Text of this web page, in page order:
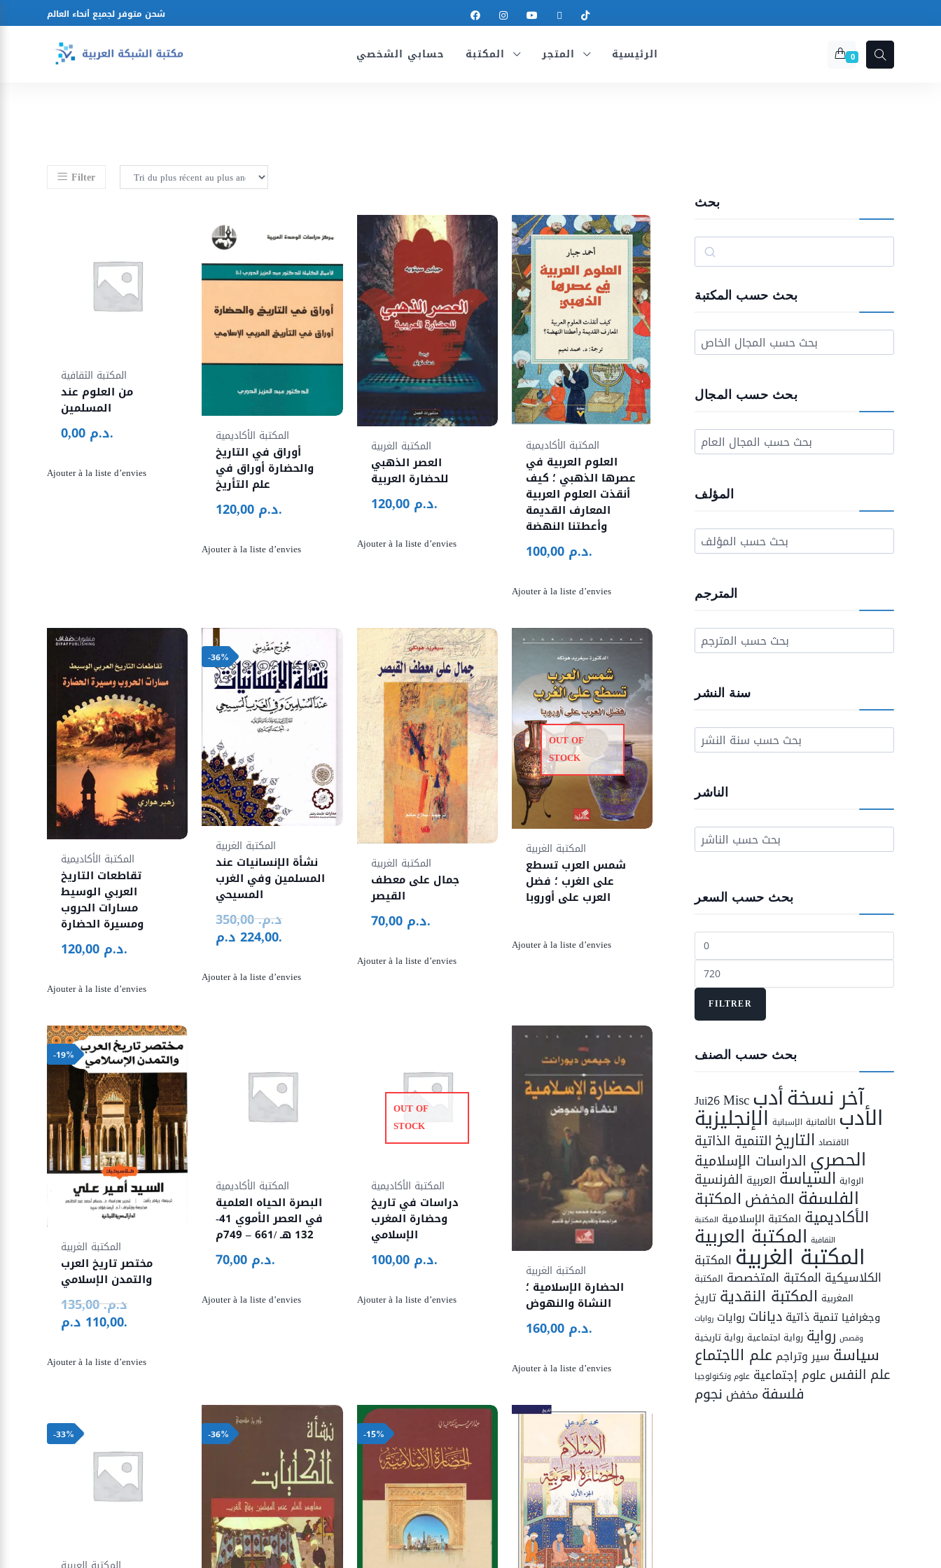
شحن متوفر لجميع أنحاء العالم
حسابي الشخصي الرئيسية 0
Filter
المكتبة الثقافية
من العلوم عند
المسلمين
0,00 د.م.
Ajouter à la liste d’envies
المكتبة الأكاديمية
أوراق في التاريخ
والحضارة أوراق في
علم التأريخ
120,00 د.م.
Ajouter à la liste d’envies
المكتبة الغربية
العصر الذهبي
للحضارة العربية
120,00 د.م.
Ajouter à la liste d’envies
المكتبة الأكاديمية
العلوم العربية في
عصرها الذهبي ؛ كيف
أنقذت العلوم العربية
المعارف القديمة
وأعطتنا النهضة
100,00 د.م.
Ajouter à la liste d’envies
المكتبة الأكاديمية
تقاطعات التاريخ
العربي الوسيط
مسارات الحروب
ومسيرة الحضارة
120,00 د.م.
Ajouter à la liste d’envies
-36%
المكتبة الغربية
نشأة الإنسانيات عند
المسلمين وفي الغرب
المسيحي
350,00د.م.
Le
prix
était :
224,00د.م.
actuel
Ajouter à la liste d’envies
المكتبة الغربية
جمال على معطف
القيصر
70,00 د.م.
Ajouter à la liste d’envies
OUT OF
STOCK
المكتبة الغربية
شمس العرب تسطع
على الغرب ؛ فضل
العرب على أوروبا
Ajouter à la liste d’envies
-19%
المكتبة الغربية
مختصر تاريخ العرب
والتمدن الإسلامي
135,00د.م.
Le
prix
était :
110,00د.م.
actuel
Ajouter à la liste d’envies
المكتبة الأكاديمية
البصرة الحياه العلمية
في العصر الأموي 41-
132 هـ /661 – 749م
70,00 د.م.
Ajouter à la liste d’envies
OUT OF
STOCK
المكتبة الأكاديمية
دراسات في تاريخ
وحضارة المغرب
الإسلامي
100,00 د.م.
Ajouter à la liste d’envies
المكتبة الغربية
الحضارة الإسلامية ؛
النشاة والنهوض
160,00 د.م.
Ajouter à la liste d’envies
-33% -36% -15%
بحث
Rechercher
بحث حسب المكتبة
بحث حسب المجال
المؤلف
المترجم
سنة النشر
الناشر
بحث حسب السعر
Prix
min
Prix
max
FILTRER
بحث حسب الصنف
Jui26Misc آخر نسخةأدب
الأدب الألمانية الإسبانية الإنجليزية
الاقتصاد التاريخ التنمية الذاتية
الحصري الدراسات الإسلامية
الرواية السياسة العربية الفرنسية
الفلسفة المخفض المكتبة
الأكاديمية المكتبة الإسلامية المكتبة
الثقافية المكتبة العربية
المكتبة الغربية المكتبة
الكلاسيكية المكتبة المتخصصة المكتبة
المغربية المكتبة النقدية تاريخ
وجغرافيا تنمية ذاتية ديانات روايات روايات
وقصص رواية رواية اجتماعية رواية تاريخية
سياسة سير وتراجم علم الاجتماع
علم النفس علوم إجتماعية علوم وتكنولوجيا
فلسفة مخفض نجوم